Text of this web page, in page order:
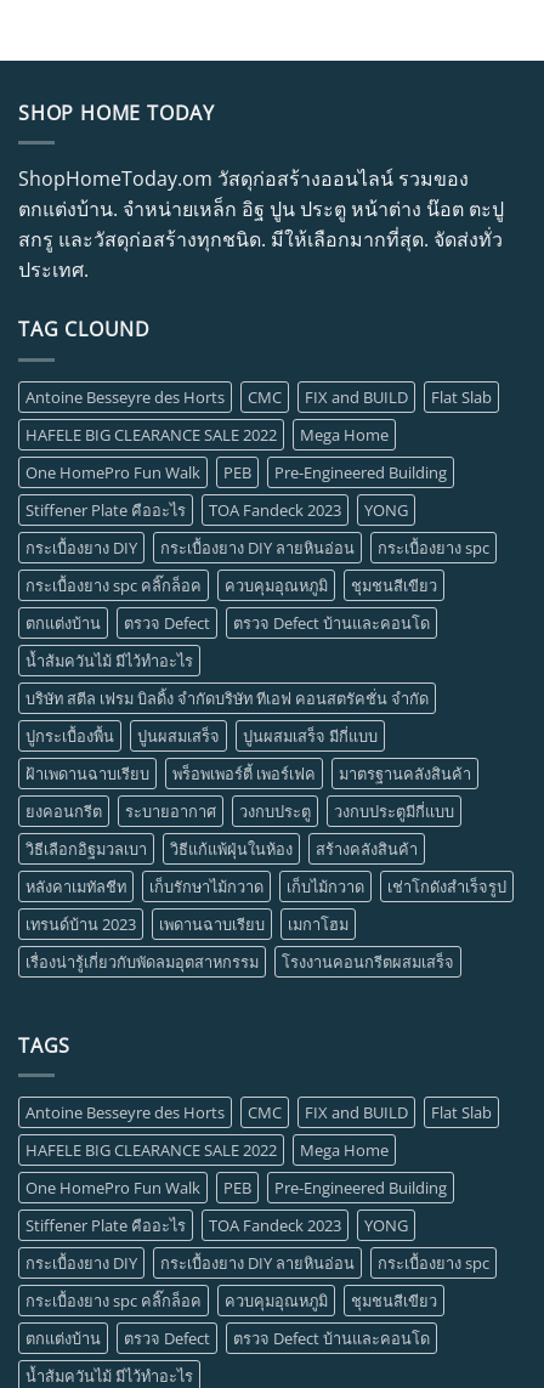
SHOP HOME TODAY
ShopHomeToday.om วัสดุก่อสร้างออนไลน์ รวมของ
ตกแต่งบ้าน. จำหน่ายเหล็ก อิฐ ปูน ประตู หน้าต่าง น๊อต ตะปู
สกรู และวัสดุก่อสร้างทุกชนิด. มีให้เลือกมากที่สุด. จัดส่งทั่ว
ประเทศ.
TAG CLOUND
Antoine Besseyre des Horts CMC FIX and BUILD
Flat Slab
HAFELE BIG CLEARANCE SALE 2022
Mega Home
One HomePro Fun Walk
PEB
Pre-Engineered Building
Stiffener Plate คืออะไร
TOA Fandeck 2023
YONG
กระเบื้องยาง DIY
กระเบื้องยาง DIY ลายหินอ่อน
กระเบื้องยาง spc
กระเบื้องยาง spc คลิ๊กล็อค
ควบคุมอุณหภูมิ
ชุมชนสีเขียว
ตกแต่งบ้าน
ตรวจ Defect
ตรวจ Defect บ้านและคอนโด
น้ำส้มควันไม้ มีไว้ทำอะไร
บริษัท สตีล เฟรม บิลดิ้ง จำกัดบริษัท ทีเอฟ คอนสตรัคชั่น จำกัด
ปูกระเบื้องพื้น
ปูนผสมเสร็จ
ปูนผสมเสร็จ มีกี่แบบ
ฝ้าเพดานฉาบเรียบ
พร็อพเพอร์ตี้ เพอร์เฟค
มาตรฐานคลังสินค้า
ยงคอนกรีต
ระบายอากาศ วงกบประตู
วงกบประตูมีกี่แบบ
วิธีเลือกอิฐมวลเบา
วิธีแก้แพ้ฝุ่นในห้อง
สร้างคลังสินค้า
หลังคาเมทัลชีท
เก็บรักษาไม้กวาด เก็บไม้กวาด
เช่าโกดังสำเร็จรูป
เทรนด์บ้าน 2023
เพดานฉาบเรียบ
เมกาโฮม
เรื่องน่ารู้เกี่ยวกับพัดลมอุตสาหกรรม
โรงงานคอนกรีตผสมเสร็จ
TAGS
Antoine Besseyre des Horts CMC FIX and BUILD
Flat Slab
HAFELE BIG CLEARANCE SALE 2022
Mega Home
One HomePro Fun Walk
PEB
Pre-Engineered Building
Stiffener Plate คืออะไร
TOA Fandeck 2023
YONG
กระเบื้องยาง DIY
กระเบื้องยาง DIY ลายหินอ่อน
กระเบื้องยาง spc
กระเบื้องยาง spc คลิ๊กล็อค
ควบคุมอุณหภูมิ
ชุมชนสีเขียว
ตกแต่งบ้าน
ตรวจ Defect
ตรวจ Defect บ้านและคอนโด
น้ำส้มควันไม้ มีไว้ทำอะไร